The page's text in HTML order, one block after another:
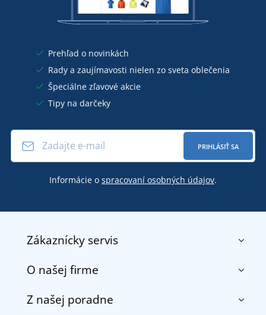
Prehľad o novinkách
Rady a zaujímavosti nielen zo sveta oblečenia
Špeciálne zľavové akcie
Tipy na darčeky
PRIHLÁSIŤ SA
Informácie o spracovaní osobných údajov.
Zákaznícky servis
Kontakt
Doprava a platba
O našej firme
O nás
Z našej poradne